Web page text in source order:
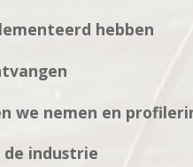
hebben
we nemen en
industrie